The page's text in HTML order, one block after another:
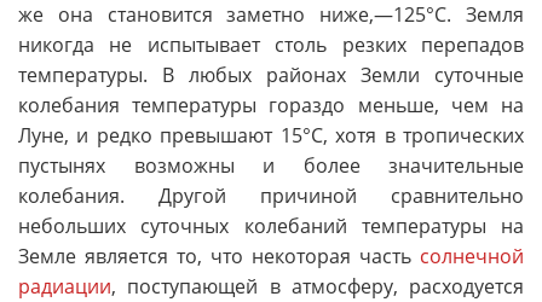
же она становится заметно ниже,—125°С. Земля
никогда не испытывает столь резких перепадов
температуры. В любых районах Земли суточные
колебания температуры гораздо меньше, чем на
Луне, и редко превышают 15°С, хотя в тропических
пустынях возможны и более значительные
колебания. Другой причиной сравнительно
небольших суточных колебаний температуры на
Земле является то, что некоторая часть солнечной
радиации, поступающей в атмосферу, расходуется